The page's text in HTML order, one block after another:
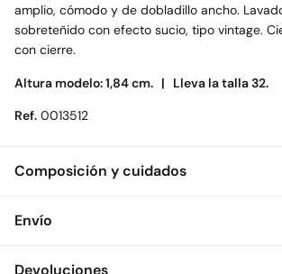
amplio, cómodo y de dobladillo ancho.
sobreteñido con efecto sucio, tipo vintage.
con cierre.
Altura modelo: 1,84 cm. | Lleva la talla 32.
Ref. 0013512
Composición y cuidados
Composición
Envío
Envío a tienda: 2-5 días.
Devoluciones